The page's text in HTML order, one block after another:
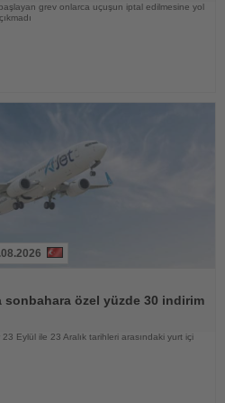
grev onlarca uçuşun iptal edilmesine yol
özel yüzde 30 indirim
Eylül ile 23 Aralık tarihleri arasındaki yurt içi